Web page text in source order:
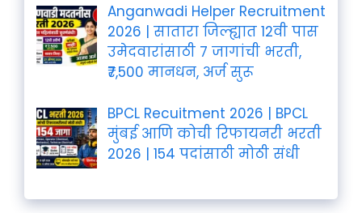
Anganwadi Helper Recruitment
2026 | सातारा जिल्ह्यात 12वी पास
उमेदवारांसाठी 7 जागांची भरती,
₹7,500 मानधन, अर्ज सुरू
BPCL Recuitment 2026 | BPCL
मुंबई आणि कोची रिफायनरी भरती
2026 | 154 पदांसाठी मोठी संधी